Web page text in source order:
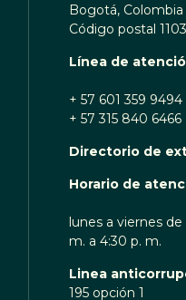
Bogotá, Colombia
Código postal
Línea de
+ 57 601 359 9494
+ 57 315 840 6466
Directorio de
Horario de
lunes a viernes de
m. a 4:30 p. m.
Linea
195 opción 1